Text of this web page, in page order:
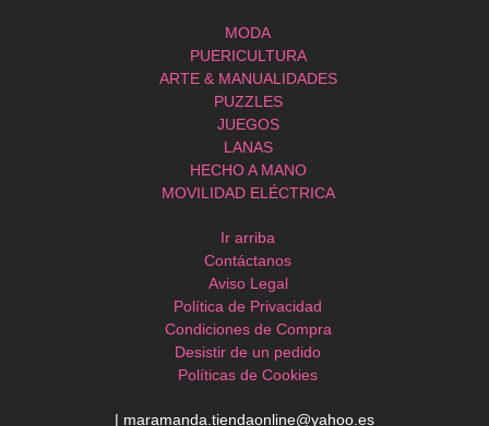
MODA
PUERICULTURA
ARTE & MANUALIDADES
PUZZLES
JUEGOS
LANAS
HECHO A MANO
MOVILIDAD ELÉCTRICA
Ir arriba
Contáctanos
Aviso Legal
Política de Privacidad
Condiciones de Compra
Desistir de un pedido
Políticas de Cookies
| maramanda.tiendaonline@yahoo.es